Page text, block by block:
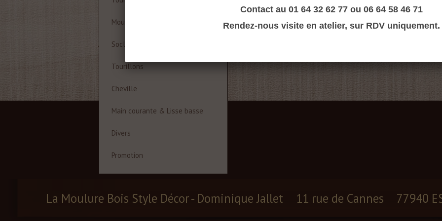
Moulures à cadre
Socles
Tourillons
Cheville
Main courante & Lisse basse
Divers
Promotion
La Moulure Bois Style Décor - Dominique Jallet 11 rue de Cannes 77940
Contact au 01 64 32 62 77 ou 06 64 58 46 71
Rendez-nous visite en atelier, sur RDV uniquement.